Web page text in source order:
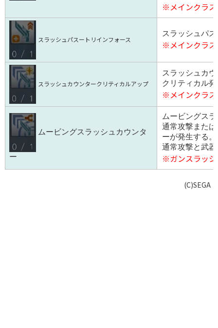
※メインクラ
スラッシュパスートリインフォース
スラッシュパ
※メインクラ
スラッシュカウンタークリティカルアップ
スラッシュカ
クリティカル
※メインクラ
ムービングスラッシュカウンタ
ー
ムービングス
通常攻撃また
ーが発生する。
通常攻撃と武
※ガンスラッ
(C)SEGA